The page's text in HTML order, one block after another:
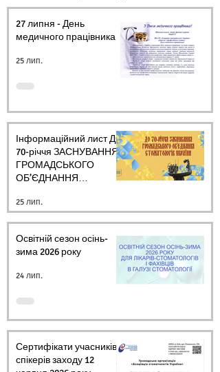
27 липня - День
медичного працівника.
25 лип.
Інформаційний лист ДО
70-річчя ЗАСНУВАННЯ
ГРОМАДСЬКОГО
ОБ’ЄДНАННЯ
УКРАЇНИ
25 лип.
Освітній сезон осінь-
зима 2026 року
24 лип.
Сертифікати учасників і
спікерів заходу 12